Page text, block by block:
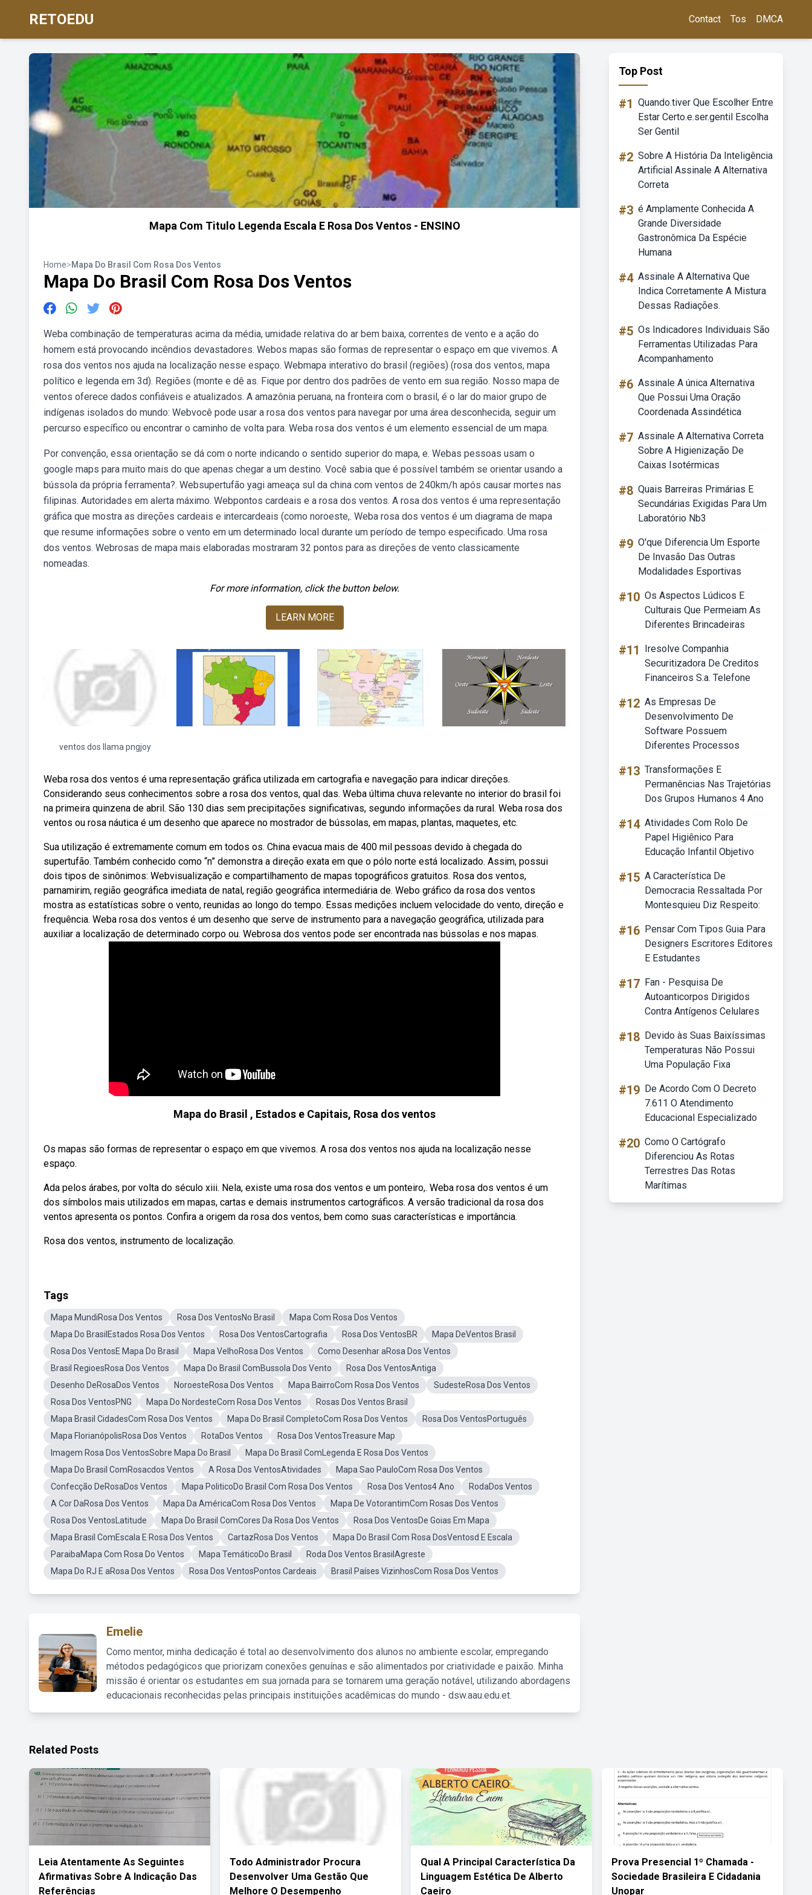
RETOEDU Contact Tos DMCA
Mapa Com Titulo Legenda Escala E Rosa Dos Ventos - ENSINO
Home>Mapa Do Brasil Com Rosa Dos Ventos
Mapa Do Brasil Com Rosa Dos Ventos
Weba combinação de temperaturas acima da média, umidade relativa do ar bem baixa, correntes de vento e a ação do
homem está provocando incêndios devastadores. Webos mapas são formas de representar o espaço em que vivemos. A
rosa dos ventos nos ajuda na localização nesse espaço. Webmapa interativo do brasil (regiões) (rosa dos ventos, mapa
político e legenda em 3d). Regiões (monte e dê as. Fique por dentro dos padrões de vento em sua região. Nosso mapa de
ventos oferece dados confiáveis e atualizados. A amazônia peruana, na fronteira com o brasil, é o lar do maior grupo de
indígenas isolados do mundo: Webvocê pode usar a rosa dos ventos para navegar por uma área desconhecida, seguir um
percurso específico ou encontrar o caminho de volta para. Weba rosa dos ventos é um elemento essencial de um mapa.
Por convenção, essa orientação se dá com o norte indicando o sentido superior do mapa, e. Webas pessoas usam o
google maps para muito mais do que apenas chegar a um destino. Você sabia que é possível também se orientar usando a
bússola da própria ferramenta?. Websupertufão yagi ameaça sul da china com ventos de 240km/h após causar mortes nas
filipinas. Autoridades em alerta máximo. Webpontos cardeais e a rosa dos ventos. A rosa dos ventos é uma representação
gráfica que mostra as direções cardeais e intercardeais (como noroeste,. Weba rosa dos ventos é um diagrama de mapa
que resume informações sobre o vento em um determinado local durante um período de tempo especificado. Uma rosa
dos ventos. Webrosas de mapa mais elaboradas mostraram 32 pontos para as direções de vento classicamente
nomeadas.
For more information, click the button below.
LEARN MORE
ventos dos llama pngjoy
Weba rosa dos ventos é uma representação gráfica utilizada em cartografia e navegação para indicar direções.
Considerando seus conhecimentos sobre a rosa dos ventos, qual das. Weba última chuva relevante no interior do brasil foi
na primeira quinzena de abril. São 130 dias sem precipitações significativas, segundo informações da rural. Weba rosa dos
ventos ou rosa náutica é um desenho que aparece no mostrador de bússolas, em mapas, plantas, maquetes, etc.
Sua utilização é extremamente comum em todos os. China evacua mais de 400 mil pessoas devido à chegada do
supertufão. Também conhecido como “n” demonstra a direção exata em que o pólo norte está localizado. Assim, possui
dois tipos de sinônimos: Webvisualização e compartilhamento de mapas topográficos gratuitos. Rosa dos ventos,
parnamirim, região geográfica imediata de natal, região geográfica intermediária de. Webo gráfico da rosa dos ventos
mostra as estatísticas sobre o vento, reunidas ao longo do tempo. Essas medições incluem velocidade do vento, direção e
frequência. Weba rosa dos ventos é um desenho que serve de instrumento para a navegação geográfica, utilizada para
auxiliar a localização de determinado corpo ou. Webrosa dos ventos pode ser encontrada nas bússolas e nos mapas.
Mapa do Brasil , Estados e Capitais, Rosa dos ventos
Os mapas são formas de representar o espaço em que vivemos. A rosa dos ventos nos ajuda na localização nesse
espaço.
Ada pelos árabes, por volta do século xiii. Nela, existe uma rosa dos ventos e um ponteiro,. Weba rosa dos ventos é um
dos símbolos mais utilizados em mapas, cartas e demais instrumentos cartográficos. A versão tradicional da rosa dos
ventos apresenta os pontos. Confira a origem da rosa dos ventos, bem como suas características e importância.
Rosa dos ventos, instrumento de localização.
Tags
Mapa MundiRosa Dos Ventos Rosa Dos VentosNo Brasil
Mapa Com Rosa Dos Ventos
Mapa Do BrasilEstados Rosa Dos Ventos
Rosa Dos VentosCartografia Rosa Dos VentosBR
Mapa DeVentos Brasil
Rosa Dos VentosE Mapa Do Brasil
Mapa VelhoRosa Dos Ventos
Como Desenhar aRosa Dos Ventos
Brasil RegioesRosa Dos Ventos
Mapa Do Brasil ComBussola Dos Vento
Rosa Dos VentosAntiga
Desenho DeRosaDos Ventos
NoroesteRosa Dos Ventos Mapa BairroCom Rosa Dos Ventos
SudesteRosa Dos Ventos
Rosa Dos VentosPNG
Mapa Do NordesteCom Rosa Dos Ventos
Rosas Dos Ventos Brasil
Mapa Brasil CidadesCom Rosa Dos Ventos
Mapa Do Brasil CompletoCom Rosa Dos Ventos
Rosa Dos VentosPortuguês
Mapa FlorianópolisRosa Dos Ventos
RotaDos Ventos
Rosa Dos VentosTreasure Map
Imagem Rosa Dos VentosSobre Mapa Do Brasil
Mapa Do Brasil ComLegenda E Rosa Dos Ventos
Mapa Do Brasil ComRosacdos Ventos
A Rosa Dos VentosAtividades
Mapa Sao PauloCom Rosa Dos Ventos
Confecção DeRosaDos Ventos
Mapa PoliticoDo Brasil Com Rosa Dos Ventos Rosa Dos Ventos4 Ano
RodaDos Ventos
A Cor DaRosa Dos Ventos
Mapa Da AméricaCom Rosa Dos Ventos
Mapa De VotorantimCom Rosas Dos Ventos
Rosa Dos VentosLatitude
Mapa Do Brasil ComCores Da Rosa Dos Ventos
Rosa Dos VentosDe Goias Em Mapa
Mapa Brasil ComEscala E Rosa Dos Ventos
CartazRosa Dos Ventos
Mapa Do Brasil Com Rosa DosVentosd E Escala
ParaibaMapa Com Rosa Do Ventos
Mapa TemáticoDo Brasil
Roda Dos Ventos BrasilAgreste
Mapa Do RJ E aRosa Dos Ventos
Rosa Dos VentosPontos Cardeais Brasil Países VizinhosCom Rosa Dos Ventos
Emelie
Como mentor, minha dedicação é total ao desenvolvimento dos alunos no ambiente escolar, empregando
métodos pedagógicos que priorizam conexões genuínas e são alimentados por criatividade e paixão. Minha
missão é orientar os estudantes em sua jornada para se tornarem uma geração notável, utilizando abordagens
educacionais reconhecidas pelas principais instituições acadêmicas do mundo - dsw.aau.edu.et.
Top Post
#1 Quando.tiver Que Escolher Entre
Estar Certo.e.ser.gentil Escolha
Ser Gentil
#2 Sobre A História Da Inteligência
Artificial Assinale A Alternativa
Correta
#3 é Amplamente Conhecida A
Grande Diversidade
Gastronômica Da Espécie
Humana
#4 Assinale A Alternativa Que
Indica Corretamente A Mistura
Dessas Radiações.
#5 Os Indicadores Individuais São
Ferramentas Utilizadas Para
Acompanhamento
#6 Assinale A única Alternativa
Que Possui Uma Oração
Coordenada Assindética
#7 Assinale A Alternativa Correta
Sobre A Higienização De
Caixas Isotérmicas
#8 Quais Barreiras Primárias E
Secundárias Exigidas Para Um
Laboratório Nb3
#9 O'que Diferencia Um Esporte
De Invasão Das Outras
Modalidades Esportivas
#10 Os Aspectos Lúdicos E
Culturais Que Permeiam As
Diferentes Brincadeiras
#11
Iresolve Companhia
Securitizadora De Creditos
Financeiros S.a. Telefone
#12 As Empresas De
Desenvolvimento De
Software Possuem
Diferentes Processos
#13 Transformações E
Permanências Nas Trajetórias
Dos Grupos Humanos 4 Ano
#14 Atividades Com Rolo De
Papel Higiênico Para
Educação Infantil Objetivo
#15 A Característica De
Democracia Ressaltada Por
Montesquieu Diz Respeito:
#16 Pensar Com Tipos Guia Para
Designers Escritores Editores
E Estudantes
#17 Fan - Pesquisa De
Autoanticorpos Dirigidos
Contra Antígenos Celulares
#18 Devido às Suas Baixíssimas
Temperaturas Não Possui
Uma População Fixa
#19 De Acordo Com O Decreto
7.611 O Atendimento
Educacional Especializado
#20 Como O Cartógrafo
Diferenciou As Rotas
Terrestres Das Rotas
Marítimas
Related Posts
Leia Atentamente As Seguintes
Afirmativas Sobre A Indicação Das
Referências
Todo Administrador Procura
Desenvolver Uma Gestão Que
Melhore O Desempenho
Qual A Principal Característica Da
Linguagem Estética De Alberto
Caeiro
Prova Presencial 1º Chamada -
Sociedade Brasileira E Cidadania
Unopar